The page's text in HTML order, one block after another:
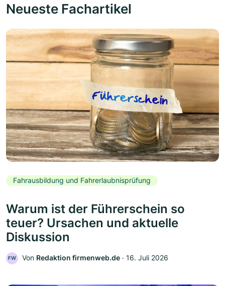
Neueste Fachartikel
Fahrausbildung und Fahrerlaubnisprüfung
Warum ist der Führerschein so
teuer? Ursachen und aktuelle
Diskussion
FW Von Redaktion firmenweb.de ‧ 16. Juli 2026